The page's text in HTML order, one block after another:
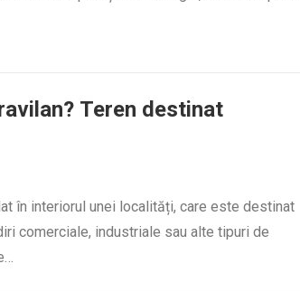
Teren destinat
în interiorul unei localități, care este destinat
comerciale, industriale sau alte tipuri de